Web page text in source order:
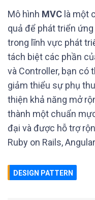
Mô hình MVC là một
quả để phát triển
trong lĩnh vực phát
tách biệt các phần
và Controller, bạn có
giảm thiểu sự phụ
thiện khả năng mở
thành một chuẩn
đại và được hỗ trợ
Ruby on Rails,
DESIGN PATTERN